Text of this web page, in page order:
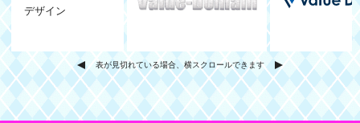
デザイン
表が見切れている場合、横スクロールできます